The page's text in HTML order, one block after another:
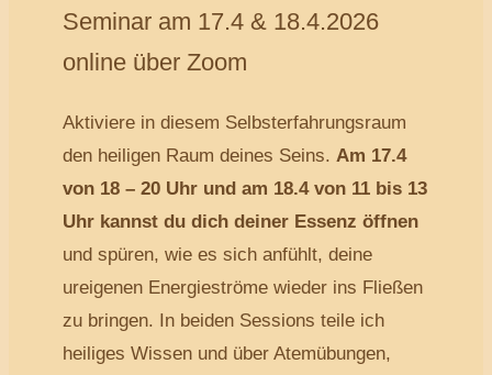
Seminar am 17.4 & 18.4.2026
online über Zoom
Aktiviere in diesem Selbsterfahrungsraum
den heiligen Raum deines Seins. Am 17.4
von 18 – 20 Uhr und am 18.4 von 11 bis 13
Uhr kannst du dich deiner Essenz öffnen
und spüren, wie es sich anfühlt, deine
ureigenen Energieströme wieder ins Fließen
zu bringen. In beiden Sessions teile ich
heiliges Wissen und über Atemübungen,